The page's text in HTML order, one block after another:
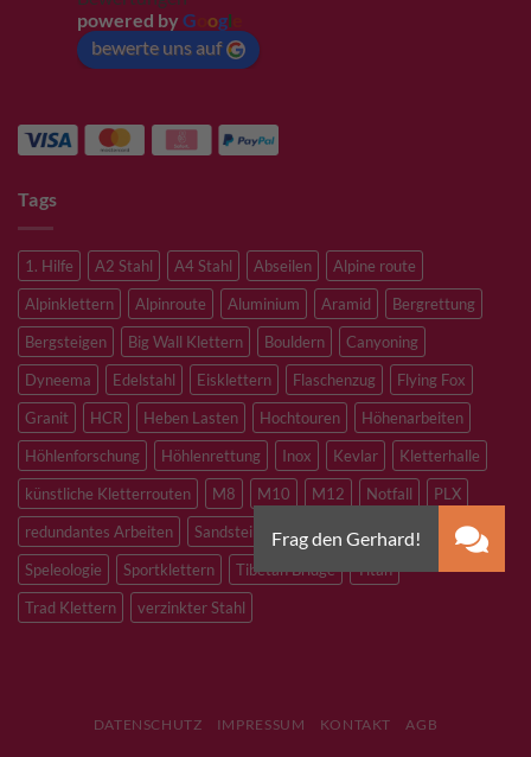
powered by G ogl
bewerte uns auf
Tags
1. Hilfe A2 Stahl A4 Stahl Abseilen
Alpine route
Alpinklettern
Alpinroute Aluminium Aramid
Bergrettung
Bergsteigen
Big Wall Klettern Bouldern
Canyoning
Dyneema
Edelstahl Eisklettern Flaschenzug
Flying Fox
Granit
HCR Heben Lasten Hochtouren
Höhenarbeiten
Höhlenforschung
Höhlenrettung Inox Kevlar
Kletterhalle
künstliche Kletterrouten
M8 M10 M12 Notfall
PLX
redundantes Arbeiten
Sandstein Skitouren
Slacklining
Speleologie
Sportklettern Tibetan Bridge
Titan
Trad Klettern
verzinkter Stahl
DATENSCHUTZ IMPRESSUM KONTAKT AGB